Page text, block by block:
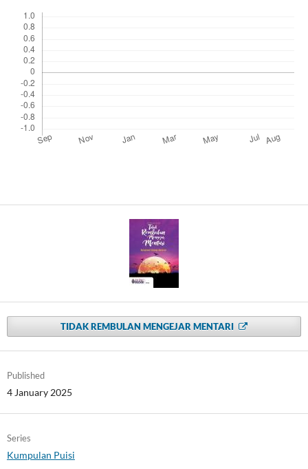
TIDAK REMBULAN MENGEJAR MENTARI
Published
4 January 2025
Series
Kumpulan Puisi